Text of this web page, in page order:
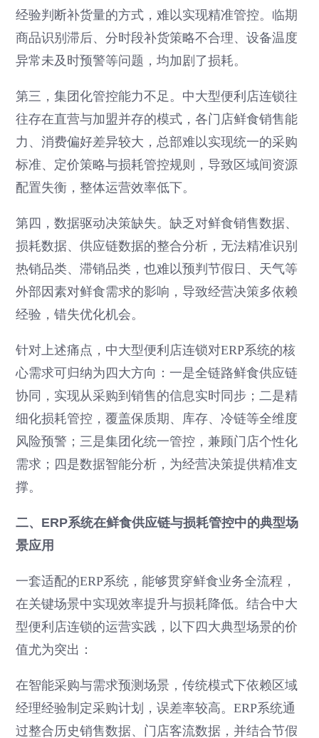
经验判断补货量的方式，难以实现精准管控。临期
商品识别滞后、分时段补货策略不合理、设备温度
异常未及时预警等问题，均加剧了损耗。
第三，集团化管控能力不足。中大型便利店连锁往
往存在直营与加盟并存的模式，各门店鲜食销售能
力、消费偏好差异较大，总部难以实现统一的采购
标准、定价策略与损耗管控规则，导致区域间资源
配置失衡，整体运营效率低下。
第四，数据驱动决策缺失。缺乏对鲜食销售数据、
损耗数据、供应链数据的整合分析，无法精准识别
热销品类、滞销品类，也难以预判节假日、天气等
外部因素对鲜食需求的影响，导致经营决策多依赖
经验，错失优化机会。
针对上述痛点，中大型便利店连锁对ERP系统的核
心需求可归纳为四大方向：一是全链路鲜食供应链
协同，实现从采购到销售的信息实时同步；二是精
细化损耗管控，覆盖保质期、库存、冷链等全维度
风险预警；三是集团化统一管控，兼顾门店个性化
需求；四是数据智能分析，为经营决策提供精准支
撑。
二、ERP系统在鲜食供应链与损耗管控中的典型场
景应用
一套适配的ERP系统，能够贯穿鲜食业务全流程，
在关键场景中实现效率提升与损耗降低。结合中大
型便利店连锁的运营实践，以下四大典型场景的价
值尤为突出：
在智能采购与需求预测场景，传统模式下依赖区域
经理经验制定采购计划，误差率较高。ERP系统通
过整合历史销售数据、门店客流数据，并结合节假